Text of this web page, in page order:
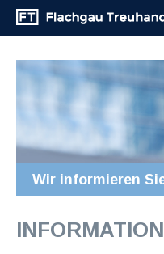
Wir informieren